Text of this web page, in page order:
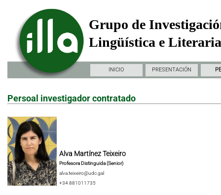
Grupo de
Lingüística e
INICIO PRESENTACIÓN
Persoal investigador contratado
Alva Martínez Teixeiro
Profesora Distinguida (Senior)
alva.teixeiro@udc.gal
+34 881011735